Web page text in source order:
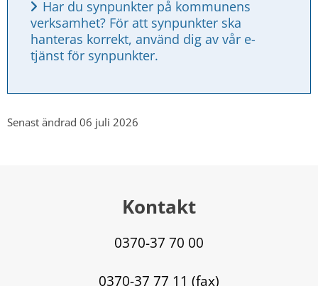
Har du synpunkter på kommunens
verksamhet? För att synpunkter ska
hanteras korrekt, använd dig av vår e-
tjänst för synpunkter.
Senast ändrad 06 juli 2026
Kontakt
0370-37 70 00
0370-37 77 11 (fax)